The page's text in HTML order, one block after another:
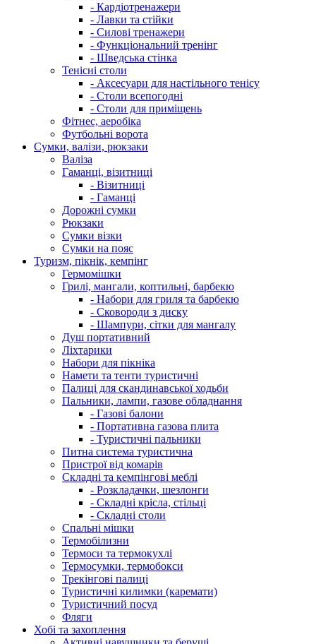
- Кардіотренажери
- Лавки та стійки
- Силові тренажери
- Функціональний тренінг
- Шведська стінка
Тенісні столи
- Аксесуари для настільного тенісу
- Столи всепогодні
- Столи для приміщень
Фітнес, аеробіка
Футбольні ворота
Сумки, валізи, рюкзаки
Валіза
Гаманці, візитниці
- Візитниці
- Гаманці
Дорожні сумки
Рюкзаки
Сумки візки
Сумки на пояс
Туризм, пікнік, кемпінг
Гермомішки
Грилі, мангали, коптильні, барбекю
- Набори для гриля та барбекю
- Сковороди з диску
- Шампури, сітки для мангалу
Душ портативний
Ліхтарики
Набори для пікніка
Намети та тенти туристичні
Палиці для скандинавської ходьби
Пальники, лампи, газове обладнання
- Газові балони
- Портативна газова плита
- Туристичні пальники
Питна система туристична
Пристрої від комарів
Складні та кемпінгові меблі
- Розкладачки, шезлонги
- Складні крісла, стільці
- Складні столи
Спальні мішки
Термобілизни
Термоси та термокухлі
Термосумки, термобокси
Трекінгові палиці
Туристичні килимки (каремати)
Туристичний посуд
Фляги
Хобі та захоплення